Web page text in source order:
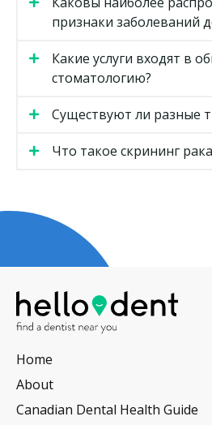
признаки заболеваний
Какие услуги входят в
стоматологию?
Существуют ли разные
Что такое скрининг
Home
About
Canadian Dental Health Guide